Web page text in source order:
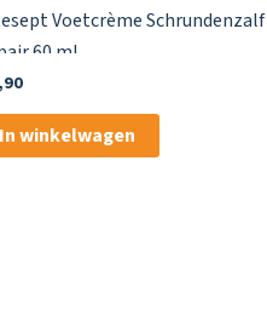
Voetcrème Schrundenzalf
60 ml
In winkelwagen